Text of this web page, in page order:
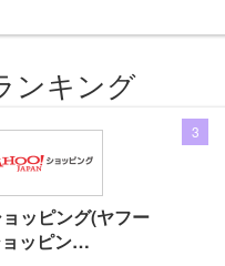
ンキング
ッピング(ヤフー
ッピン…
3